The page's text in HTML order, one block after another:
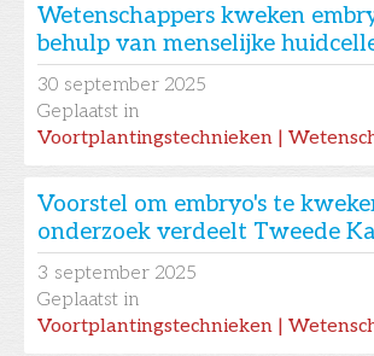
Wetenschappers kweken
behulp van menselijke
30 september 2025
Geplaatst in
Voortplantingstechnieken |
Voorstel om embryo's te
onderzoek verdeelt Tweede
3 september 2025
Geplaatst in
Voortplantingstechnieken |